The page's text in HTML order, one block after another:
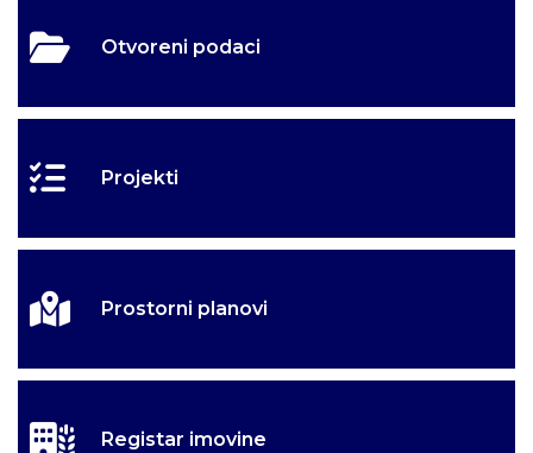
Otvoreni podaci
Projekti
Prostorni planovi
Registar imovine